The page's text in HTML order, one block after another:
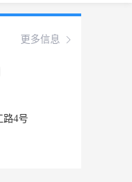
更多信息
路4号